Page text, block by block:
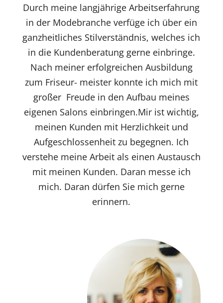
Durch meine langjährige Arbeitserfahrung
in der Modebranche verfüge ich über ein
ganzheitliches Stilverständnis, welches ich
in die Kundenberatung gerne einbringe.
Nach meiner erfolgreichen Ausbildung
zum Friseur- meister konnte ich mich mit
großer Freude in den Aufbau meines
eigenen Salons einbringen.Mir ist wichtig,
meinen Kunden mit Herzlichkeit und
Aufgeschlossenheit zu begegnen. Ich
verstehe meine Arbeit als einen Austausch
mit meinen Kunden. Daran messe ich
mich. Daran dürfen Sie mich gerne
erinnern.